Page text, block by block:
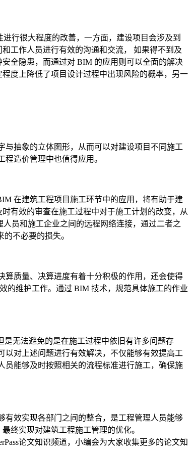
行很大程度的改善，一方面，建设项目会涉及到
工作人员进行有效的沟通和交流， 如果得不到及
全隐患，而通过对 BIM 的应用则可以全面的解决
度上降低了项目设计过程中出现风险的概率，另一
抽象的立体图形，从而可以对建设项目不同施工
造价管理中也值得应用。
在建筑工程项目施工环节中的应用，将有助于建
有效的审查在施工过程中对于施工计划的改变，从
员和施工企业之间的远程网络连接，通过二者之
不必要的损失。
质量、决算进度有着十分积极的作用，还会使得
的维护工作。通过 BIM 技术，规范具体施工的作业
无法避免的是在施工过程中依旧有许多问题存
对上述问题进行有效解决，不仅能够有效提高工
能够及时按照相关的流程标准进行施工，确保施
效实现各部门之间的整合，是工程管理人员能够
终实现对建筑工程施工管理的优化。
论文知识频道，小编会为大家收集更多的论文知